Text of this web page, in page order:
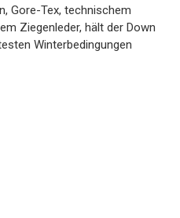
Gore-Tex, technischem
Ziegenleder, hält der Down
Winterbedingungen